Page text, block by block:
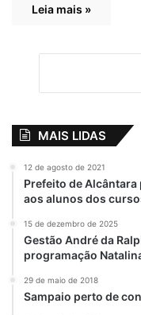
Leia mais »
MAIS LIDAS
12 de agosto de 2021
Prefeito de
aos alunos dos
15 de dezembro de 2025
Gestão André da
programação
29 de maio de 2018
Sampaio perto de